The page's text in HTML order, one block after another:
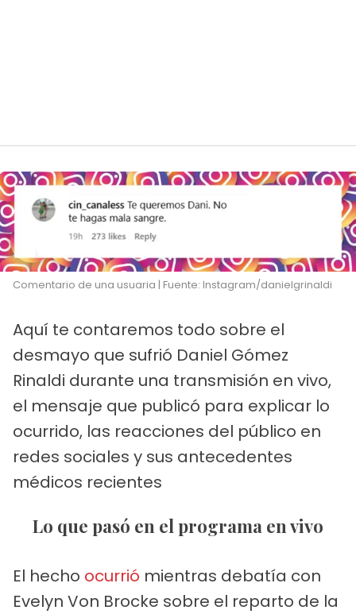
Comentario de una usuaria | Fuente: Instagram/danielgrinaldi
Aquí te contaremos todo sobre el
desmayo que sufrió Daniel Gómez
Rinaldi durante una transmisión en vivo,
el mensaje que publicó para explicar lo
ocurrido, las reacciones del público en
redes sociales y sus antecedentes
médicos recientes
Lo que pasó en el programa en vivo
El hecho ocurrió mientras debatía con
Evelyn Von Brocke sobre el reparto de la